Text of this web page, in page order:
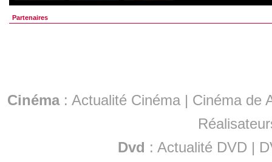
Partenaires
Cinéma: Actualité Cinéma | Cinéma de
Dvd : Actualité DVD |